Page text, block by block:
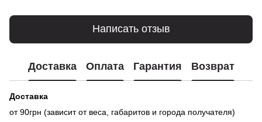
Написать отзыв
Доставка Оплата Гарантия Возврат
Доставка
от 90грн (зависит от веса, габаритов и города получателя)